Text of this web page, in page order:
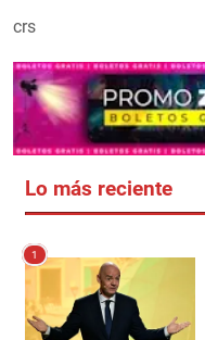
crs
Lo más reciente
1